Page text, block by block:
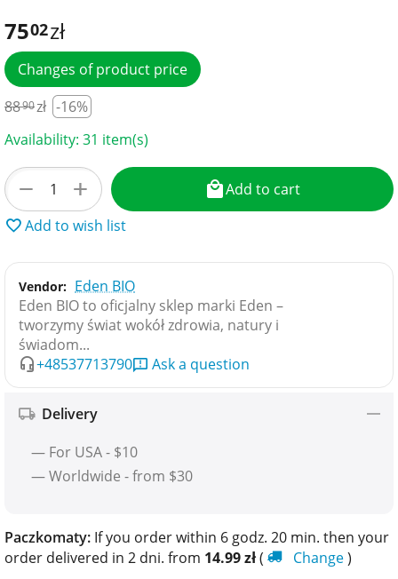
7502zł
Changes of product price
8890zł -16%
Availability: 31 item(s)
+
−
Add to cart
Add to wish list
Vendor: Eden BIO
Eden BIO to oficjalny sklep marki Eden –
tworzymy świat wokół zdrowia, natury i
świadom...
+48537713790
Ask a question
Delivery
— For USA - $10
— Worldwide - from $30
Paczkomaty: If you order within 6 godz. 20 min. then your
order delivered in 2 dni. from 14.99zł( Change)